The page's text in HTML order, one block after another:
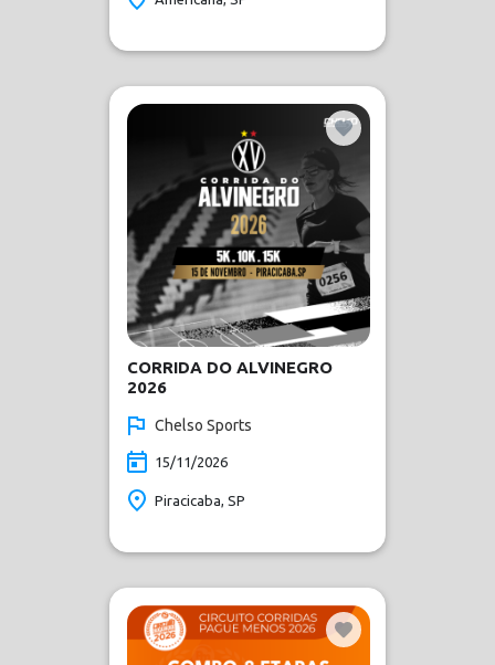
CORRIDA DO ALVINEGRO
2026
Chelso Sports
15/11/2026
Piracicaba, SP